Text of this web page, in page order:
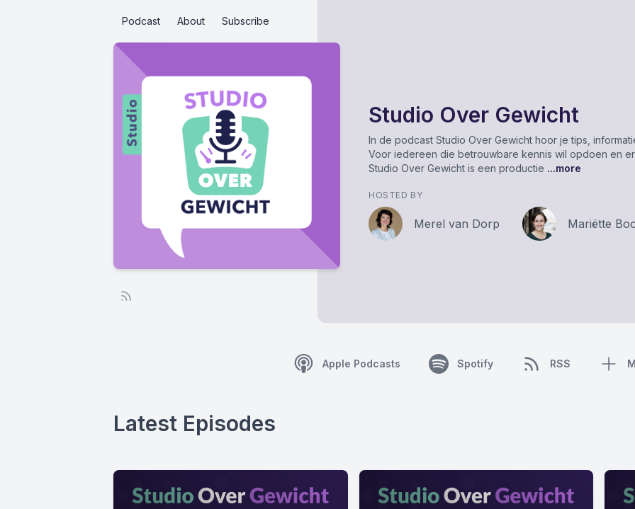
Podcast About Subscribe
Studio Over Gewicht
In de podcast Studio Over Gewicht hoor je tips,
Voor iedereen die betrouwbare kennis wil opdoen en
Studio Over Gewicht is een productie ...more
HOSTED BY
Merel van Dorp Mariëtte
Apple Podcasts Spotify RSS
Latest Episodes